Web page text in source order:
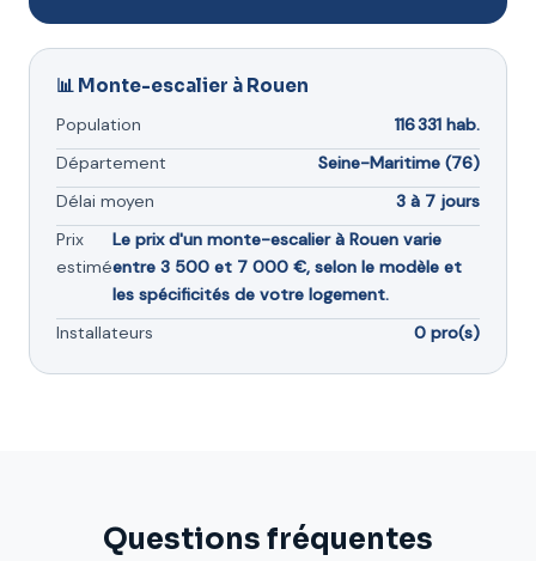
📊 Monte-escalier à Rouen
Population
116 331 hab.
Département
Seine-Maritime (76)
Délai moyen
3 à 7 jours
Prix
estimé
Le prix d'un monte-escalier à Rouen varie
entre 3 500 et 7 000 €, selon le modèle et
les spécificités de votre logement.
Installateurs
0 pro(s)
Questions fréquentes